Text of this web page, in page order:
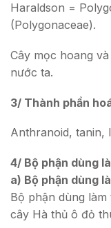
Haraldson =
(Polygonaceae).
Cây mọc hoang
nước ta.
3/ Thành phần
Anthranoid, tanin,
4/ Bộ phận dùng
a) Bộ phận dùng
Bộ phận dùng
cây Hà thủ ô đỏ